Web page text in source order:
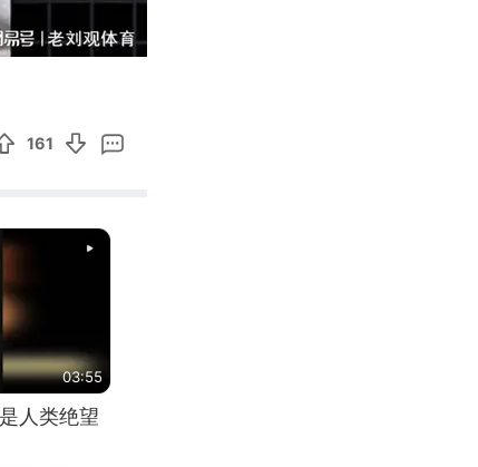
01:43
161
03:55
人类绝望